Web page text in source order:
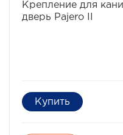
Крепление для
дверь Pajero II